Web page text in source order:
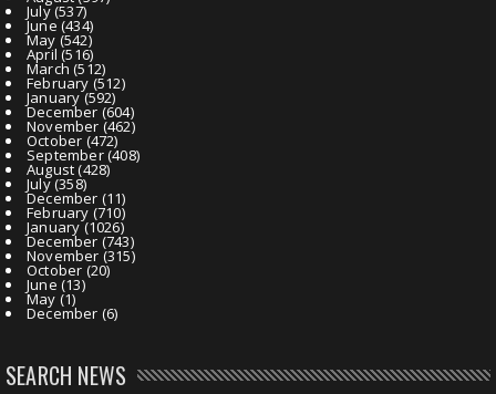
July(537)
June(434)
May (542)
April (516)
March (512)
February (512)
January(592)
December (604)
November (462)
October (472)
September(408)
August(428)
July(358)
December (11)
February (710)
January(1026)
December (743)
November (315)
October (20)
June (13)
May (1)
December (6)
SEARCH NEWS